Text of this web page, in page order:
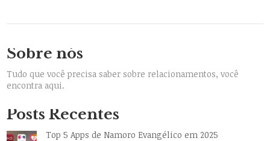
Sobre nós
Tudo que você precisa saber sobre relacionamentos, você
encontra aqui.
Posts Recentes
Top 5 Apps de Namoro Evangélico em 2025